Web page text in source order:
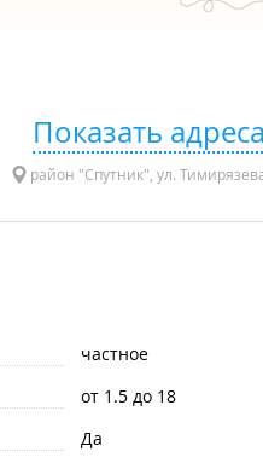
Показать
район "Спутник", ул.
частное
от 1.5 до 18
Да